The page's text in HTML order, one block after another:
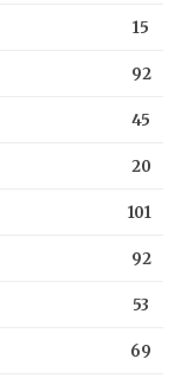
15
92
45
20
101
92
53
69